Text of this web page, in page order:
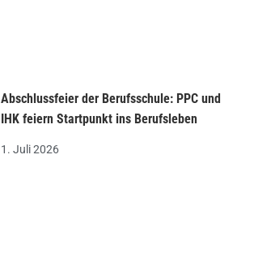
Abschlussfeier der Berufsschule: PPC und
IHK feiern Startpunkt ins Berufsleben
1. Juli 2026